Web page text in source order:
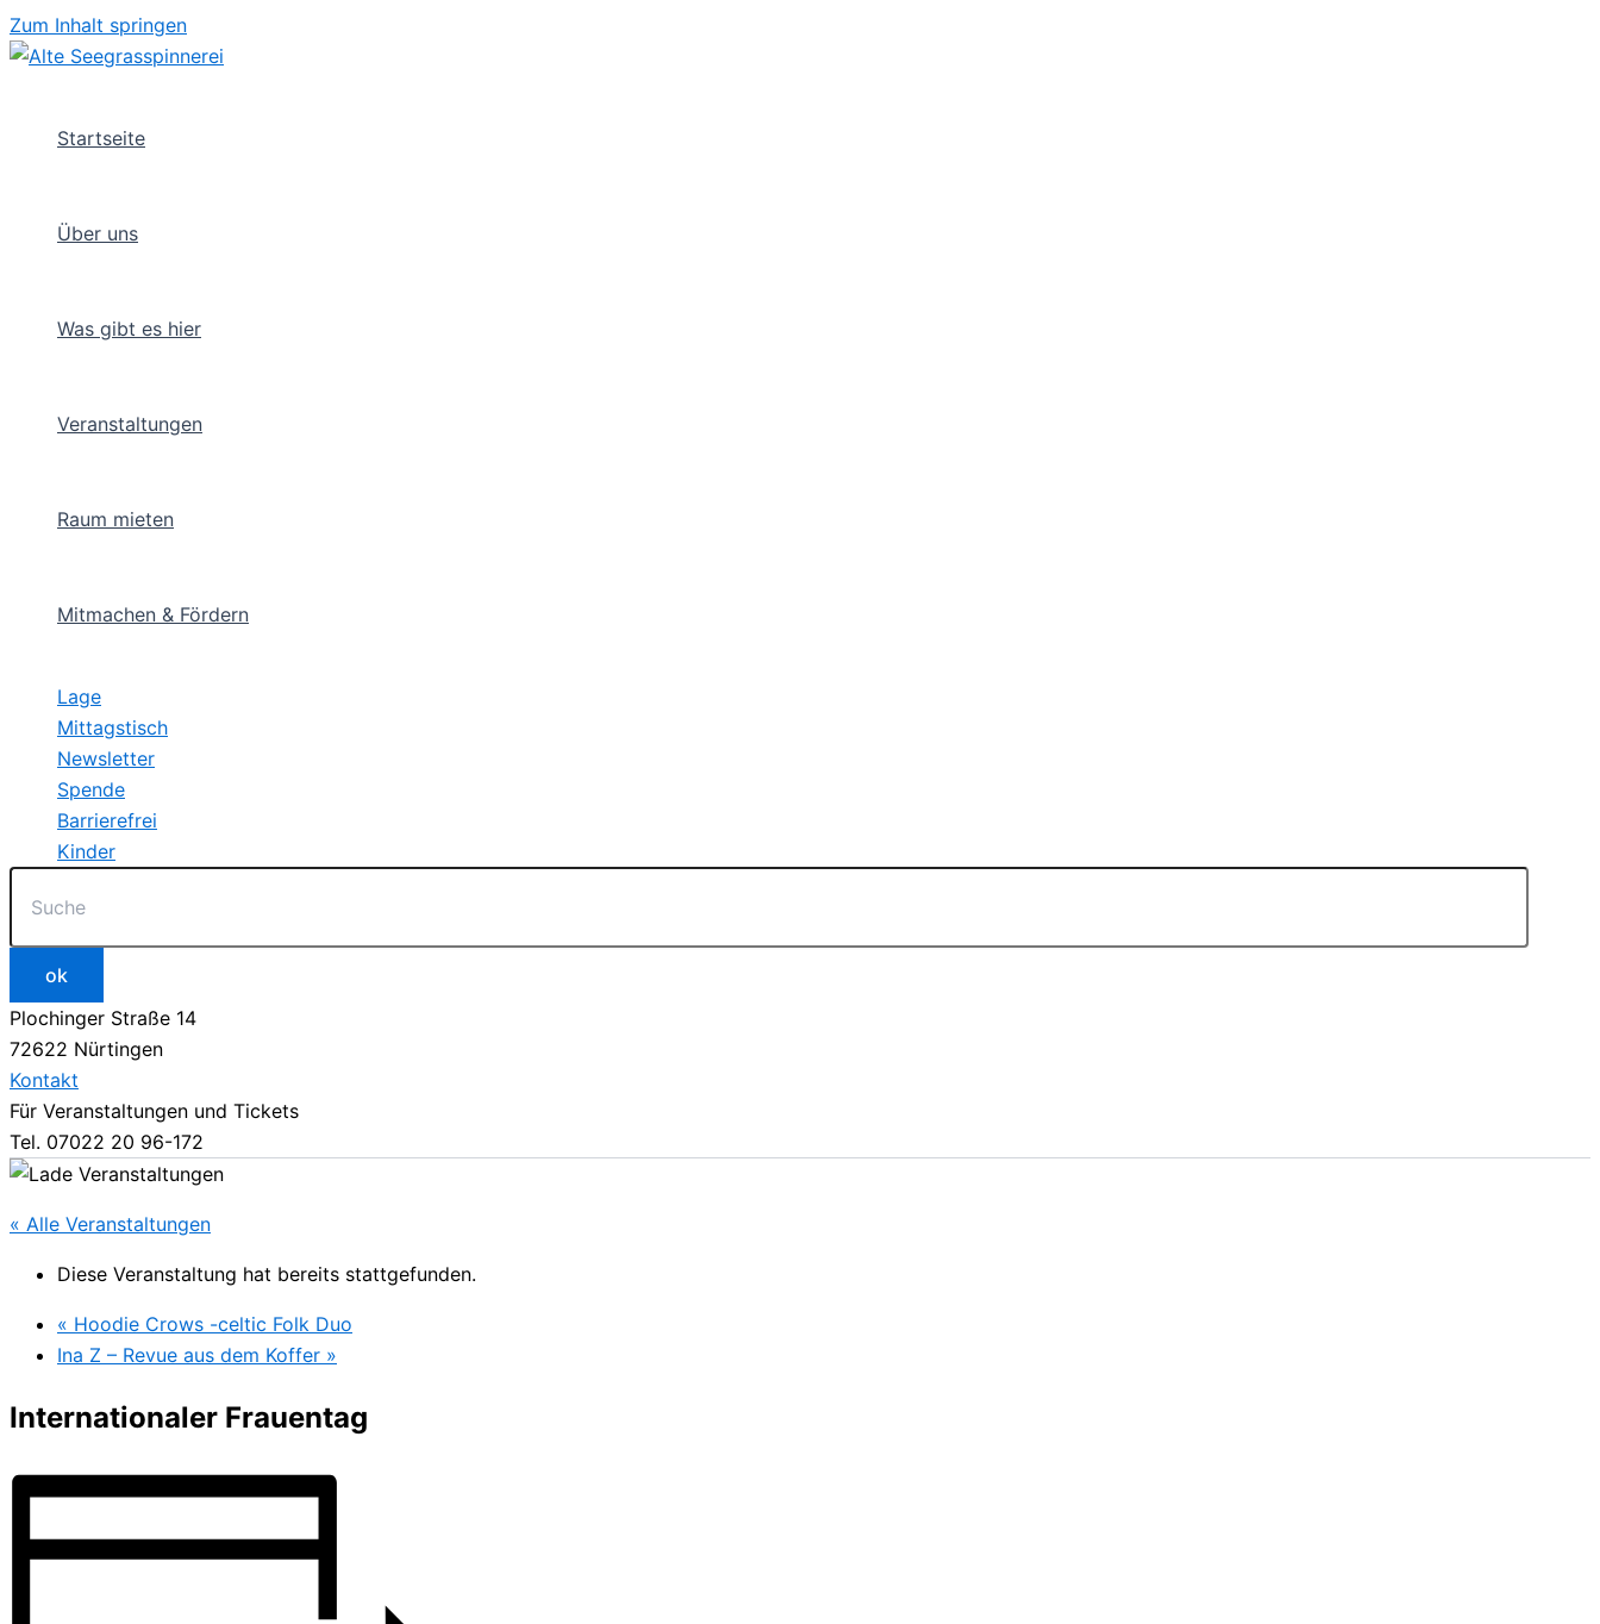
Zum Inhalt springen
Startseite
Über uns
Was gibt es hier
Veranstaltungen
Raum mieten
Mitmachen & Fördern
Lage
Mittagstisch
Newsletter
Spende
Barrierefrei
Kinder
Plochinger Straße 14
72622 Nürtingen
Kontakt
Für Veranstaltungen und Tickets
Tel. 07022 20 96-172
« Alle Veranstaltungen
Diese Veranstaltung hat bereits stattgefunden.
« Hoodie Crows -celtic Folk Duo
Ina Z – Revue aus dem Koffer »
Internationaler Frauentag